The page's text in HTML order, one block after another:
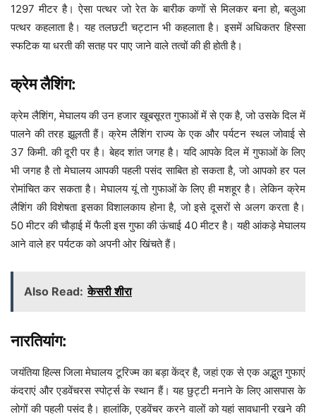
1297 मीटर है। ऐसा पत्थर जो रेत के बारीक कणों से मिलकर बना हो, बलुआ
पत्थर कहलाता है। यह तलछटी चट्टान भी कहलाता है। इसमें अधिकतर हिस्सा
स्फटिक या धरती की सतह पर पाए जाने वाले तत्वों की ही होती है।
क्रेम लैशिंग:
क्रेम लैशिंग, मेघालय की उन हजार खूबसूरत गुफाओं में से एक है, जो उसके दिल में
पालने की तरह झूलती हैं। क्रेम लैशिंग राज्य के एक और पर्यटन स्थल जोवाई से
37 किमी. की दूरी पर है। बेहद शांत जगह है। यदि आपके दिल में गुफाओं के लिए
भी जगह है तो मेघालय आपकी पहली पसंद साबित हो सकता है, जो आपको हर पल
रोमांचित कर सकता है। मेघालय यूं तो गुफाओं के लिए ही मशहूर है। लेकिन क्रेम
लैशिंग की विशेषता इसका विशालकाय होना है, जो इसे दूसरों से अलग करता है।
50 मीटर की चौड़ाई में फैली इस गुफा की ऊंचाई 40 मीटर है। यही आंकड़े मेघालय
आने वाले हर पर्यटक को अपनी ओर खिंचते हैं।
Also Read: केसरी शीरा
नारतियांग:
जयंतिया हिल्स जिला मेघालय टूरिज्म का बड़ा केंद्र है, जहां एक से एक अद्भुत गुफाएं
कंदराएं और एडवेंचरस स्पोर्ट्स के स्थान हैं। यह छुट्टी मनाने के लिए आसपास के
लोगों की पहली पसंद है। हालांकि, एडवेंचर करने वालों को यहां सावधानी रखने की